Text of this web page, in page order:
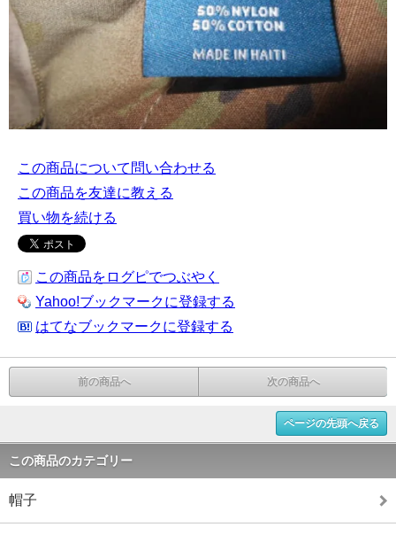
この商品について問い合わせる
この商品を友達に教える
買い物を続ける
この商品をログピでつぶやく
Yahoo!ブックマークに登録する
はてなブックマークに登録する
前の商品へ 次の商品へ
ページの先頭へ戻る
この商品のカテゴリー
帽子